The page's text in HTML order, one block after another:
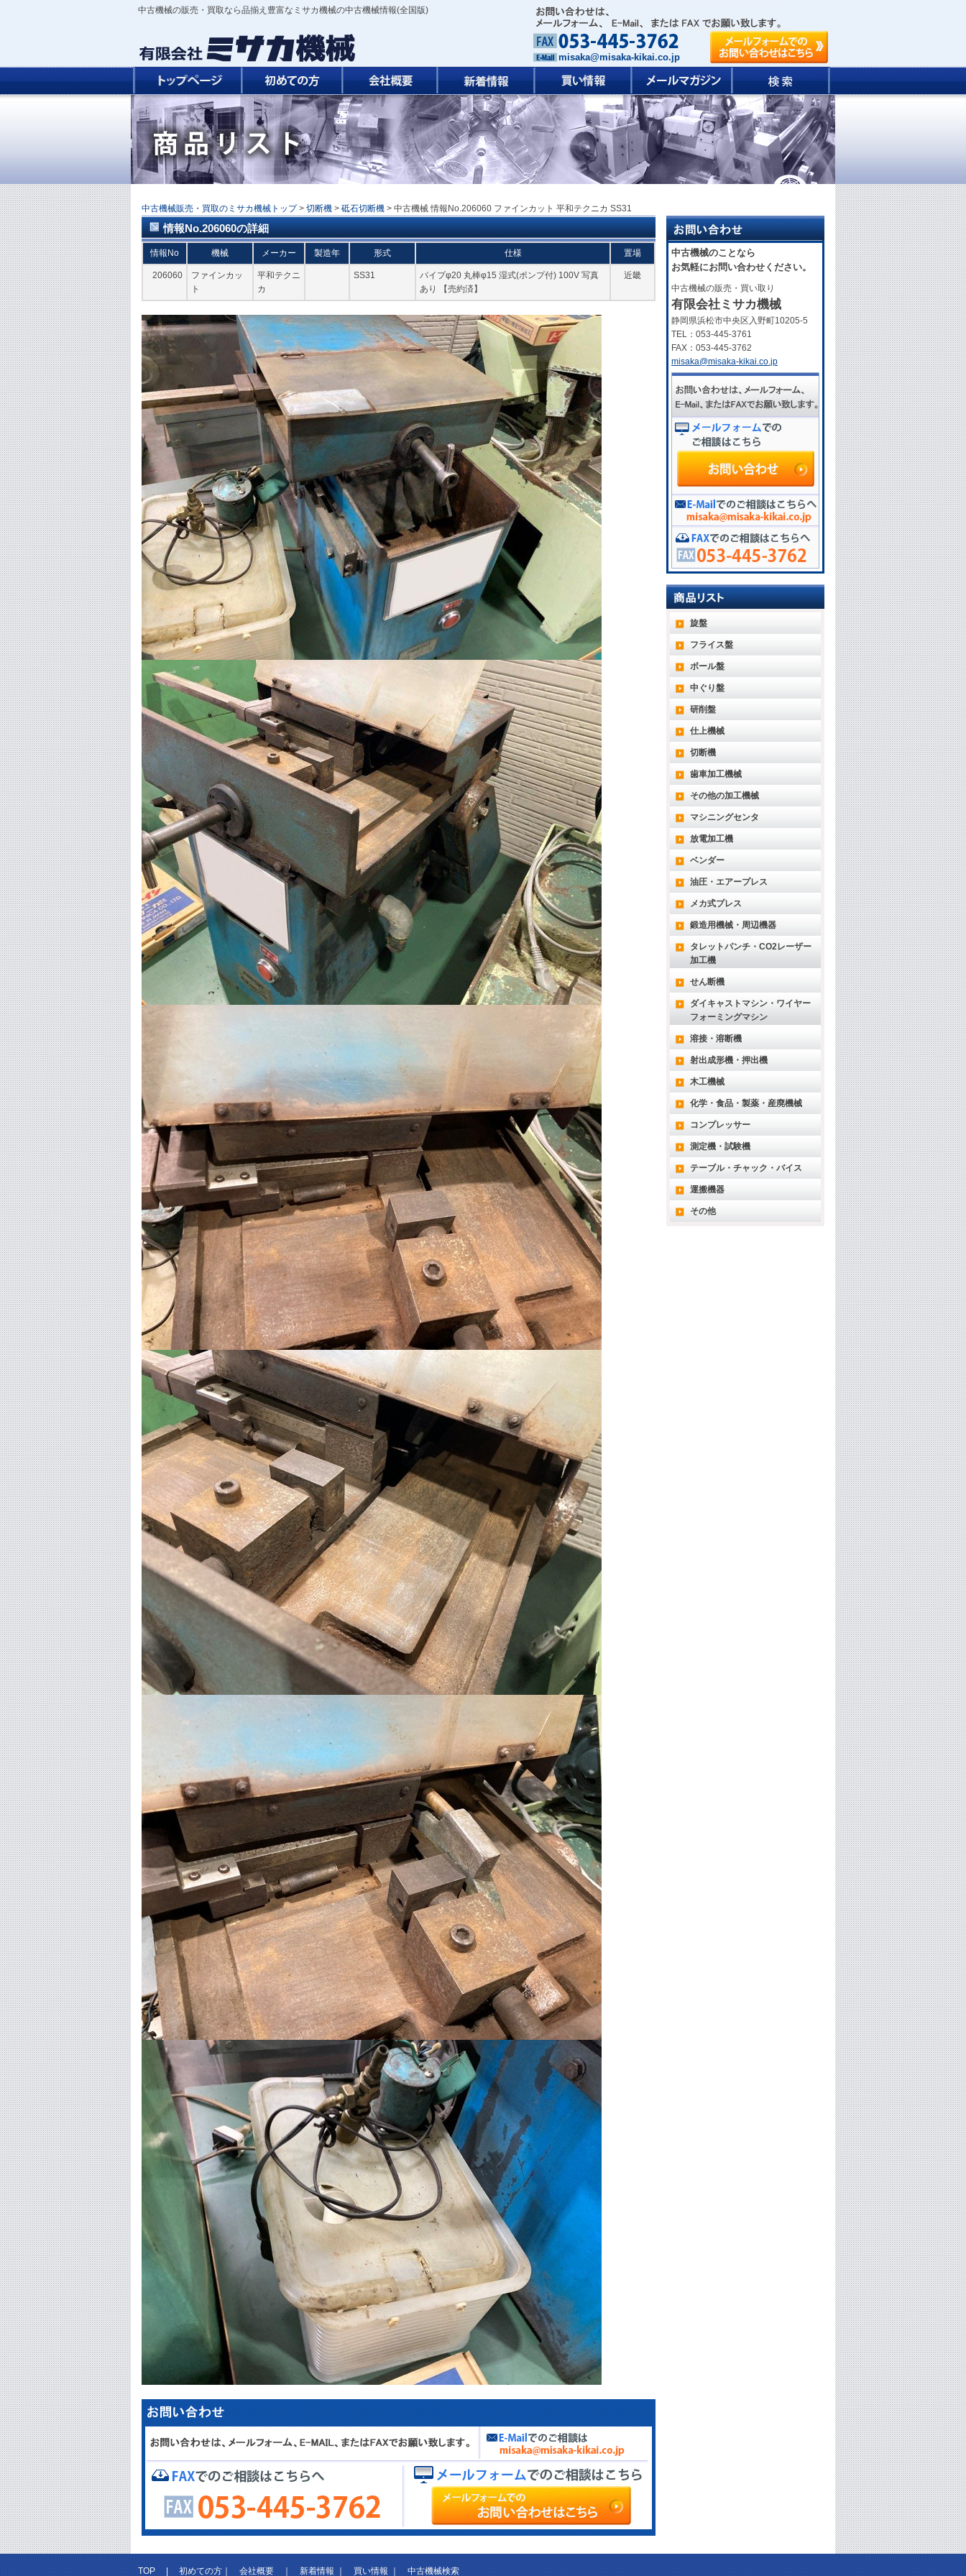
中古機械の販売・買取なら品揃え豊富なミサカ機械の中古機械情報(全国版)
misaka@misaka-kikai.co.jp
中古機械販売・買取のミサカ機械トップ > 切断機 > 砥石切断機 > 中古機械 情報No.206060 ファインカット 平和テクニカ SS31
情報No.206060の詳細
情報No 機械 メーカー 製造年 形式 仕様 置場
206060
ファインカッ
ト
平和テクニ
カ
SS31
パイプφ20 丸棒φ15 湿式(ポンプ付) 100V 写真
あり 【売約済】
近畿
中古機械のことなら
お気軽にお問い合わせください。
中古機械の販売・買い取り
有限会社ミサカ機械
静岡県浜松市中央区入野町10205-5
TEL：053-445-3761
FAX：053-445-3762
misaka@misaka-kikai.co.jp
旋盤
フライス盤
ボール盤
中ぐり盤
研削盤
仕上機械
切断機
歯車加工機械
その他の加工機械
マシニングセンタ
放電加工機
ベンダー
油圧・エアープレス
メカ式プレス
鍛造用機械・周辺機器
タレットパンチ・CO2レーザー
加工機
せん断機
ダイキャストマシン・ワイヤー
フォーミングマシン
溶接・溶断機
射出成形機・押出機
木工機械
化学・食品・製薬・産廃機械
コンプレッサー
測定機・試験機
テーブル・チャック・バイス
運搬機器
その他
TOP|初めての方｜会社概要｜新着情報｜買い情報｜中古機械検索